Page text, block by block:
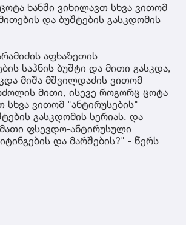
ხანში ვიხილავთ სხვა ვითომ
და ბუშტების გასკდომის
აფხაზეთის
საპნის ბუშტი და მითი გასკდა,
მიშა მშვილდაძის ვითომ
მითი, ისევე როგორც ცოტა
სხვა ვითომ "ანტირუსების"
გასკდომის სერიას. და
ფსევდო-ანტირუსული
და მარშების?" - წერს